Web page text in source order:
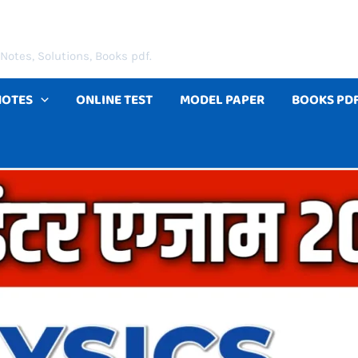
Solutions, Books pdf.
ONLINE TEST MODEL PAPER BOOKS